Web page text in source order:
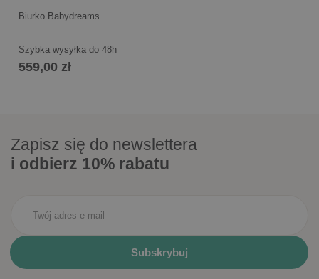
Biurko Babydreams
Szybka wysyłka do 48h
559,00 zł
Zapisz się do newslettera
i odbierz 10% rabatu